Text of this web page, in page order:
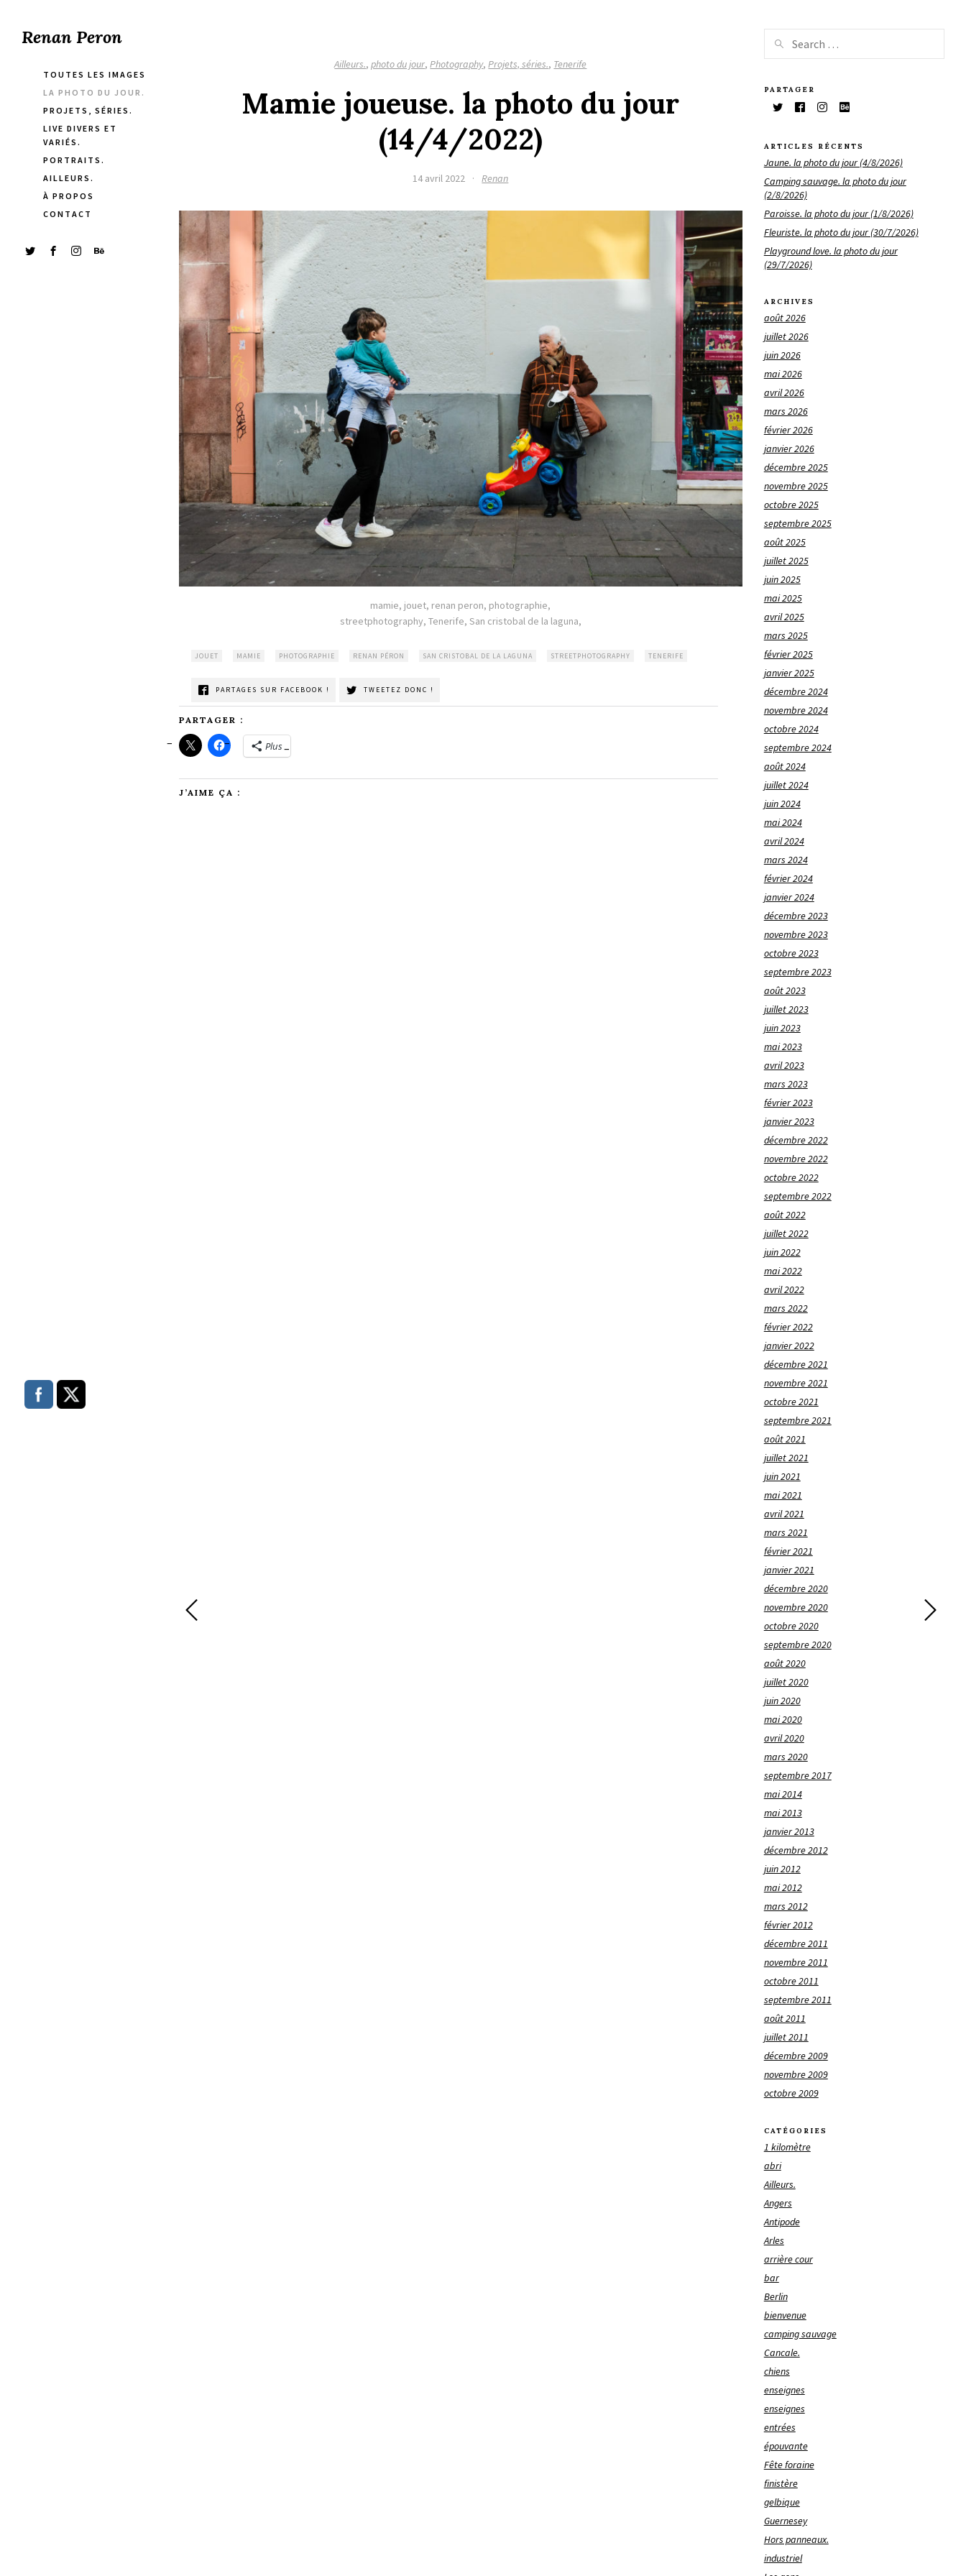
Renan Peron
TOUTES LES IMAGES
LA PHOTO DU JOUR.
PROJETS, SÉRIES.
LIVE DIVERS ET
VARIÉS.
PORTRAITS.
AILLEURS.
À PROPOS
CONTACT
Ailleurs.,photo du jour,Photography,Projets, séries., Tenerife
Mamie joueuse. la photo du jour
(14/4/2022)
14 avril 2022 · Renan
mamie, jouet, renan peron, photographie,
streetphotography, Tenerife, San cristobal de la laguna,
JOUET MAMIE PHOTOGRAPHIE RENAN PÉRON SAN CRISTOBAL DE LA LAGUNA STREETPHOTOGRAPHY TENERIFE
PARTAGES SUR FACEBOOK ! TWEETEZ DONC !
PARTAGER :
Plus
J’AIME ÇA :
PARTAGER
ARTICLES RÉCENTS
Jaune. la photo du jour (4/8/2026)
Camping sauvage. la photo du jour
(2/8/2026)
Paroisse. la photo du jour (1/8/2026)
Fleuriste. la photo du jour (30/7/2026)
Playground love. la photo du jour
(29/7/2026)
ARCHIVES
août 2026
juillet 2026
juin 2026
mai 2026
avril 2026
mars 2026
février 2026
janvier 2026
décembre 2025
novembre 2025
octobre 2025
septembre 2025
août 2025
juillet 2025
juin 2025
mai 2025
avril 2025
mars 2025
février 2025
janvier 2025
décembre 2024
novembre 2024
octobre 2024
septembre 2024
août 2024
juillet 2024
juin 2024
mai 2024
avril 2024
mars 2024
février 2024
janvier 2024
décembre 2023
novembre 2023
octobre 2023
septembre 2023
août 2023
juillet 2023
juin 2023
mai 2023
avril 2023
mars 2023
février 2023
janvier 2023
décembre 2022
novembre 2022
octobre 2022
septembre 2022
août 2022
juillet 2022
juin 2022
mai 2022
avril 2022
mars 2022
février 2022
janvier 2022
décembre 2021
novembre 2021
octobre 2021
septembre 2021
août 2021
juillet 2021
juin 2021
mai 2021
avril 2021
mars 2021
février 2021
janvier 2021
décembre 2020
novembre 2020
octobre 2020
septembre 2020
août 2020
juillet 2020
juin 2020
mai 2020
avril 2020
mars 2020
septembre 2017
mai 2014
mai 2013
janvier 2013
décembre 2012
juin 2012
mai 2012
mars 2012
février 2012
décembre 2011
novembre 2011
octobre 2011
septembre 2011
août 2011
juillet 2011
décembre 2009
novembre 2009
octobre 2009
CATÉGORIES
1 kilomètre
abri
Ailleurs.
Angers
Antipode
Arles
arrière cour
bar
Berlin
bienvenue
camping sauvage
Cancale.
chiens
enseignes
enseignes
entrées
épouvante
Fête foraine
finistère
gelbique
Guernesey
Hors panneaux.
industriel